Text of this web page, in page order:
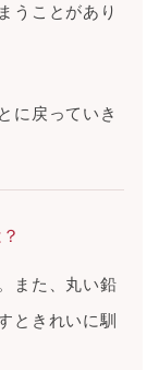
うことがあり
に戻っていき
また、丸い鉛
ときれいに馴